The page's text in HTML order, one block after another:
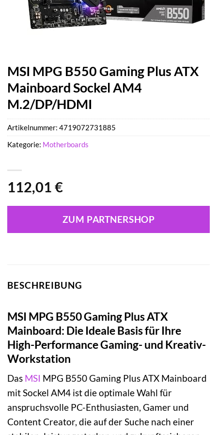
MSI MPG B550 Gaming Plus ATX
Mainboard Sockel AM4
M.2/DP/HDMI
112,01 €
ZUM PARTNERSHOP
Artikelnummer: 4719072731885
Kategorie: Motherboards
BESCHREIBUNG
MSI MPG B550 Gaming Plus ATX
Mainboard: Die Ideale Basis für Ihre
High-Performance Gaming- und Kreativ-
Workstation
Das MSI MPG B550 Gaming Plus ATX Mainboard
mit Sockel AM4 ist die optimale Wahl für
anspruchsvolle PC-Enthusiasten, Gamer und
Content Creator, die auf der Suche nach einer